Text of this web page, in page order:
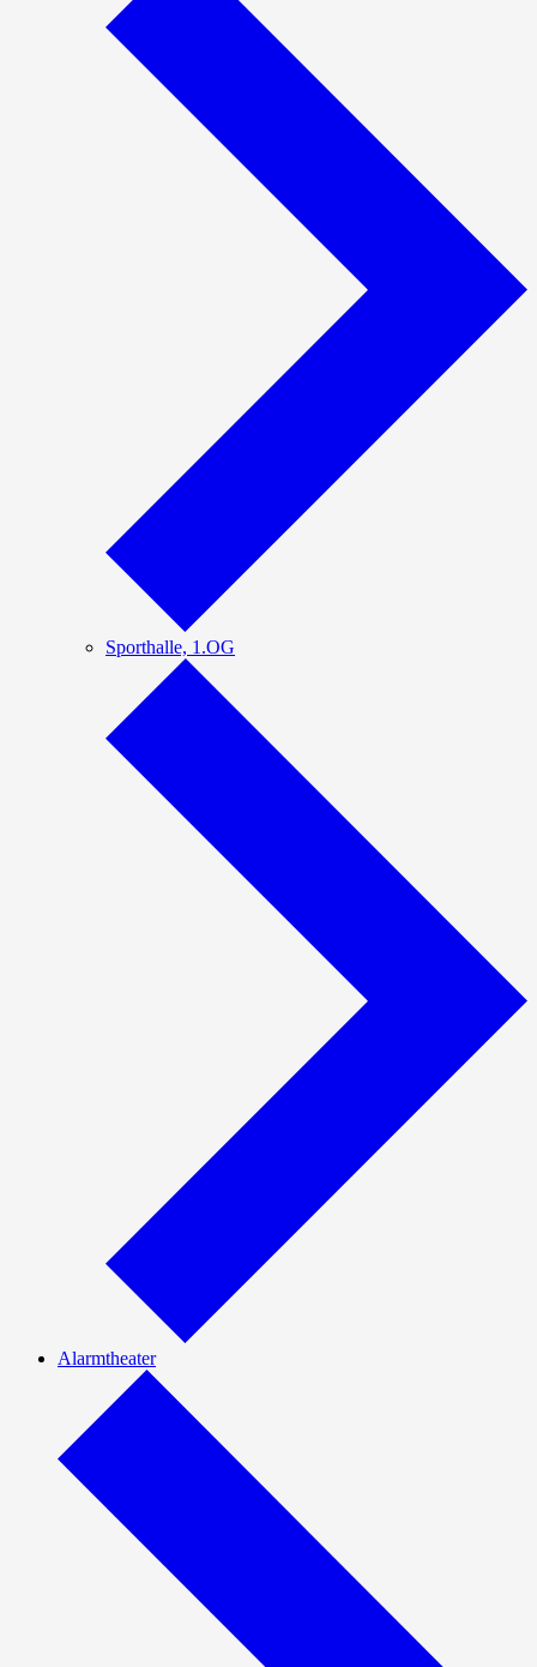
Sporthalle, 1.OG
Alarmtheater